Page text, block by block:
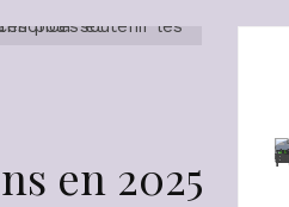
en 2025